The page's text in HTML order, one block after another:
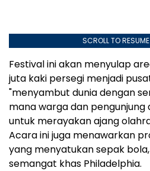
SCROLL TO
Festival ini akan menyulap
juta kaki persegi menjadi
"menyambut dunia dengan
mana warga dan
untuk merayakan ajang
Acara ini juga menawarkan
yang menyatukan sepak
semangat khas Philadelphia.